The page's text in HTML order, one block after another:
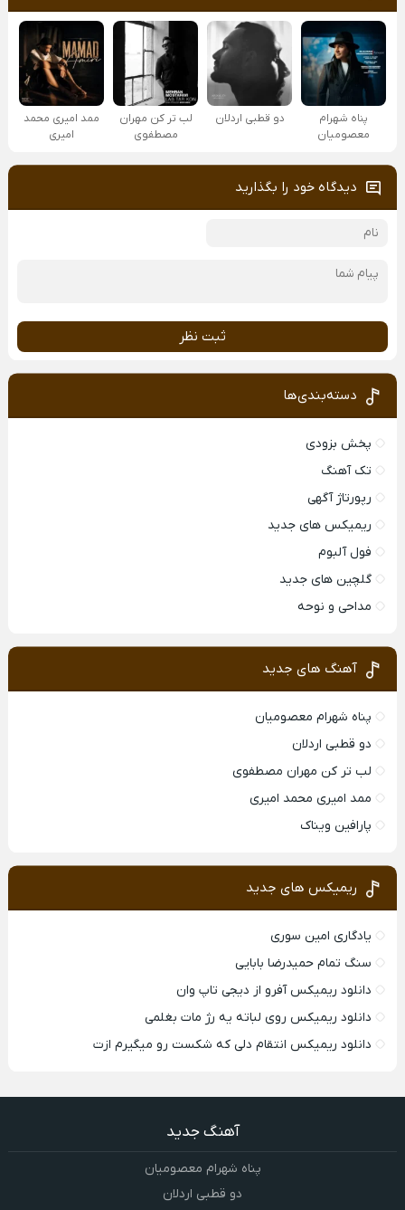
پناه شهرام
معصومیان
دو قطبی اردلان
لب تر کن مهران
مصطفوی
ممد امیری محمد
امیری
دیدگاه خود را بگذارید
ثبت نظر
دسته‌بندی‌ها
پخش بزودی
تک آهنگ
رپورتاژ آگهی
ریمیکس های جدید
فول آلبوم
گلچین های جدید
مداحی و نوحه
آهنگ های جدید
پناه شهرام معصومیان
دو قطبی اردلان
لب تر کن مهران مصطفوی
ممد امیری محمد امیری
پارافین ویناک
ریمیکس های جدید
یادگاری امین سوری
سنگ تمام حمیدرضا بابایی
دانلود ریمیکس آفرو از ديجی تاپ وان
دانلود ریمیکس روی لباته یه رژ مات بغلمی
دانلود ریمیکس انتقام دلی که شکست رو میگیرم ازت
آهنگ جدید
پناه شهرام معصومیان
دو قطبی اردلان